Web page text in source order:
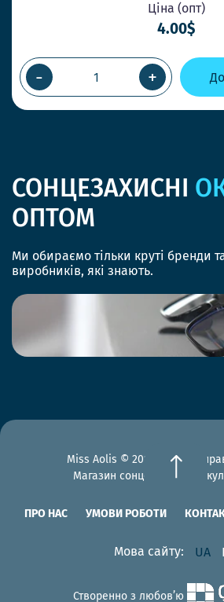
Ціна (опт)
4.00$
- +
СОНЦЕЗАХИСНІ
ОПТОМ
Ми обираємо тільки круті бренди
виробників, які знають.
Miss Aolis © 2012-2026 Всі
Магазин сонцезахисних
ПРО НАС УМОВИ РОБОТИ
Мова сайту: UA
Створенно з любов’ю